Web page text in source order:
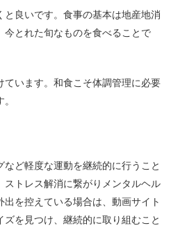
良いです。食事の基本は地産地消
今とれた旬なものを食べることで
ています。和食こそ体調管理に必要
ど軽度な運動を継続的に行うこと
ストレス解消に繋がりメンタルヘル
を控えている場合は、動画サイト
を見つけ、継続的に取り組むこと